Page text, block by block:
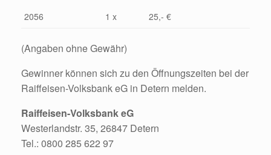
2056
1 x 25,- €
(Angaben ohne Gewähr)
Gewinner können sich zu den Öffnungszeiten bei der
Raiffeisen-Volksbank eG in Detern melden.
Raiffeisen-Volksbank eG
Westerlandstr. 35, 26847 Detern
Tel.: 0800 285 622 97